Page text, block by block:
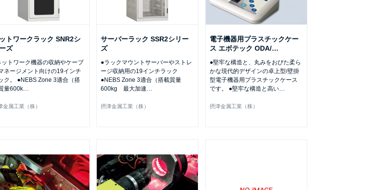
トワークラック SNR2シ
ズ
ットワーク機器の収納やケーブ
ネージメント向けの19インチ
ク。 ●NEBS Zone 3適合（搭
量600k…
金属工業（株）
サーバーラック SSR2シリー
ズ
●ラックマウントサーバーやストレ
ージ収納用の19インチラック
●NEBS Zone 3適合（搭載質量
600kg 最大加速…
摂津金属工業（株）
電子機器用プラスチックケー
ス エボテック ODA/…
●堅牢な構造と、丸みをおびた柔ら
かな現代的デザインの卓上型/壁掛
型電子機器用プラスチックケース
です。 ●堅牢な構造と高い…
摂津金属工業（株）